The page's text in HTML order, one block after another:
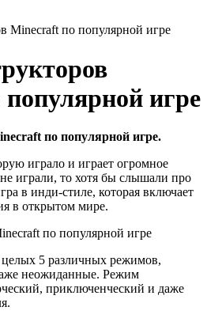
Minecraft по популярной игре
игре
по популярной игре.
играло и играет огромное
играли, то хотя бы слышали про
в инди-стиле, которая включает
в открытом мире.
целых 5 различных режимов,
неожиданные. Режим
приключенческий и даже